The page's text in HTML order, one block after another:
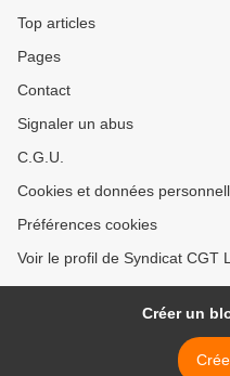
Top articles
Pages
Contact
Signaler un abus
C.G.U.
Cookies et données
Préférences cookies
Voir le profil de Syndicat CGT
Créer un